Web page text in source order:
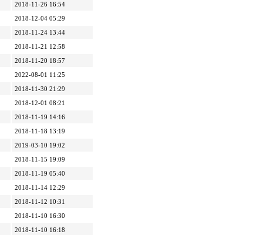
2018-11-26 16:54
2018-12-04 05:29
2018-11-24 13:44
2018-11-21 12:58
2018-11-20 18:57
2022-08-01 11:25
2018-11-30 21:29
2018-12-01 08:21
2018-11-19 14:16
2018-11-18 13:19
2019-03-10 19:02
2018-11-15 19:09
2018-11-19 05:40
2018-11-14 12:29
2018-11-12 10:31
2018-11-10 16:30
2018-11-10 16:18